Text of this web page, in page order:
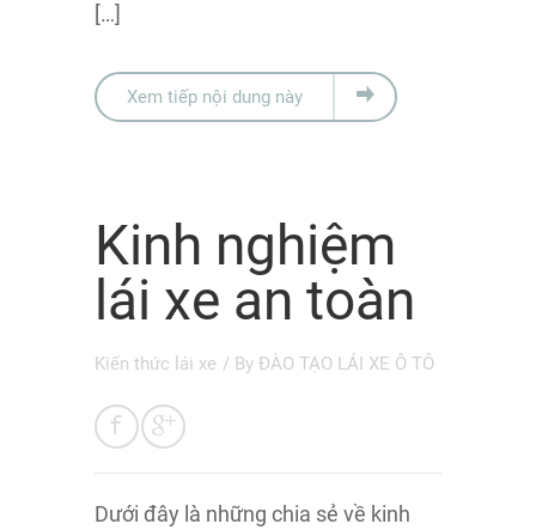
[…]
Xem tiếp nội dung này
Kinh nghiệm
lái xe an toàn
Kiến thức lái xe / By ĐÀO TẠO LÁI XE Ô TÔ
Dưới đây là những chia sẻ về kinh